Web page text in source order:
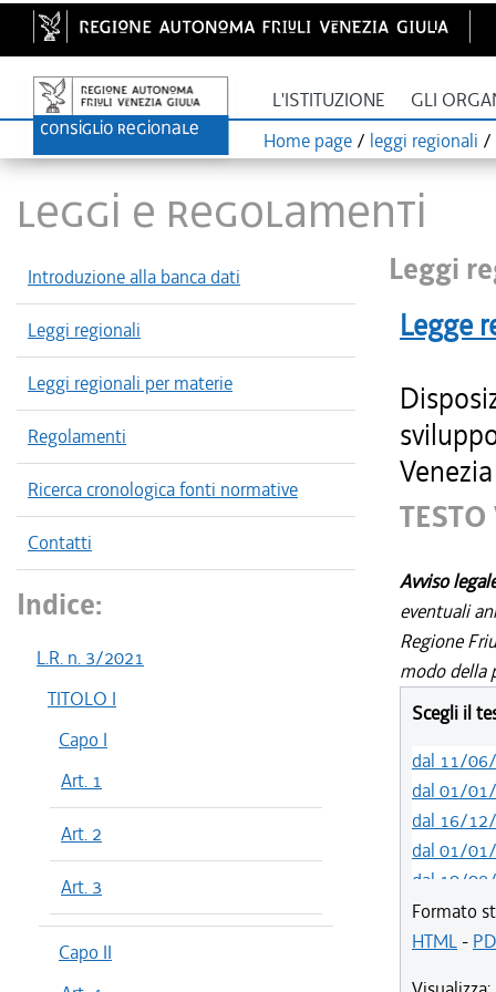
L'ISTITUZIONE GLI
Home page / leggi regionali /
LEGGI E REGOLAMENTI
Introduzione alla banca dati
Leggi regionali
Leggi regionali per materie
Regolamenti
Ricerca cronologica fonti normative
Contatti
Indice:
L.R. n. 3/2021
TITOLO I
Capo I
Art. 1
Art. 2
Art. 3
Capo II
Leggi
Legge
Avviso
eventuali
Regione
modo della
Scegli il
dal 11/
dal 01/
dal 16/
dal 01/
dal 10/
dal 14/
dal 01/
Formato
HTML-